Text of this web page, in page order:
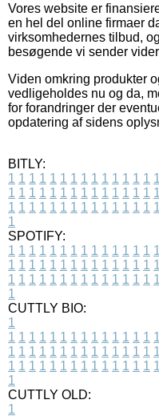
Vores website er
en hel del online firmaer
virksomhedernes tilbud,
besøgende vi sender
Viden omkring produkter
vedligeholdes nu og da,
for forandringer der
opdatering af sidens
BITLY:
1 1 1 1 1 1 1 1 1 1 1 1 1 1 1
1 1 1 1 1 1 1 1 1 1 1 1 1 1 1
1 1 1 1 1 1 1 1 1 1 1 1 1 1 1
1
SPOTIFY:
1 1 1 1 1 1 1 1 1 1 1 1 1 1 1
1 1 1 1 1 1 1 1 1 1 1 1 1 1 1
1 1 1 1 1 1 1 1 1 1 1 1 1 1 1
1
CUTTLY BIO:
1
1 1 1 1 1 1 1 1 1 1 1 1 1 1 1
1 1 1 1 1 1 1 1 1 1 1 1 1 1 1
1 1 1 1 1 1 1 1 1 1 1 1 1 1 1
1
CUTTLY OLD:
1